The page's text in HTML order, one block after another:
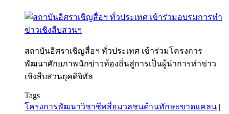
สถาบันอิศราเชิญสื่อฯ ทั่วประเทศ เข้าร่วมโครงการ
พัฒนาศักยภาพนักข่าวท้องถิ่นสู่การเป็นผู้นำการทำข่าว
เชิงสืบสวนยุคดิจิทัล
Tags
โครงการพัฒนาวิชาชีพสื่อมวลชนด้านทักษะขาดแคลน |